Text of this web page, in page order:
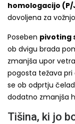
homologacijo (P/
dovoljena za
Poseben pivoting
ob dvigu brada
zmanjša upor
pogosta težava pri
se ob odprtju
dodatno zmanjša
Tišina, ki jo